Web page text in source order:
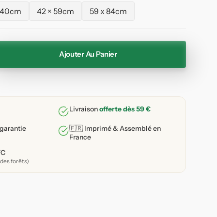
Variante
ou
42 × 59cm
Variante
ou
indisponible
59 x 84cm
Variante
ou
indisponible
Ajouter Au Panier
Livraisonofferte dès 59 €
🇫🇷 Imprimé & Assemblé en
France
forêts)